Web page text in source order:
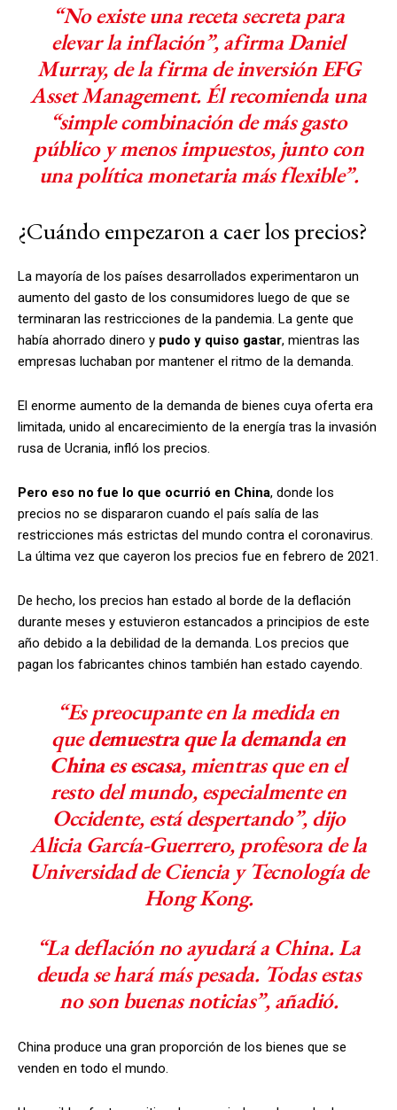
“No existe una receta secreta para
elevar la inflación”, afirma Daniel
Murray, de la firma de inversión EFG
Asset Management. Él recomienda una
“simple combinación de más gasto
público y menos impuestos, junto con
una política monetaria más flexible”.
¿Cuándo empezaron a caer los precios?
La mayoría de los países desarrollados experimentaron un
aumento del gasto de los consumidores luego de que se
terminaran las restricciones de la pandemia. La gente que
había ahorrado dinero y pudo y quiso gastar, mientras las
empresas luchaban por mantener el ritmo de la demanda.
El enorme aumento de la demanda de bienes cuya oferta era
limitada, unido al encarecimiento de la energía tras la invasión
rusa de Ucrania, infló los precios.
Pero eso no fue lo que ocurrió en China, donde los
precios no se dispararon cuando el país salía de las
restricciones más estrictas del mundo contra el coronavirus.
La última vez que cayeron los precios fue en febrero de 2021.
De hecho, los precios han estado al borde de la deflación
durante meses y estuvieron estancados a principios de este
año debido a la debilidad de la demanda. Los precios que
pagan los fabricantes chinos también han estado cayendo.
“Es preocupante en la medida en
quedemuestra que la demanda en
China es escasa, mientras que en el
resto del mundo, especialmente en
Occidente, está despertando”, dijo
Alicia García-Guerrero, profesora de la
Universidad de Ciencia y Tecnología de
Hong Kong.
“La deflación no ayudará a China. La
deuda se hará más pesada. Todas estas
no son buenas noticias”, añadió.
China produce una gran proporción de los bienes que se
venden en todo el mundo.